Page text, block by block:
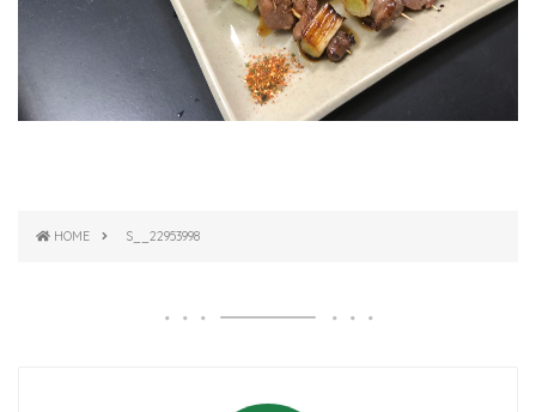
HOME S__22953998